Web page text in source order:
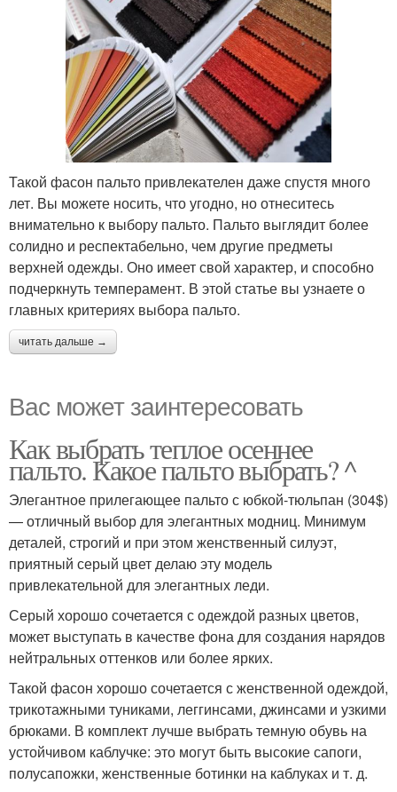
Такой фасон пальто привлекателен даже спустя много
лет. Вы можете носить, что угодно, но отнеситесь
внимательно к выбору пальто. Пальто выглядит более
солидно и респектабельно, чем другие предметы
верхней одежды. Оно имеет свой характер, и способно
подчеркнуть темперамент. В этой статье вы узнаете о
главных критериях выбора пальто.
читать дальше →
Вас может заинтересовать
Как выбрать теплое осеннее
пальто. Какое пальто выбрать? ^
Элегантное прилегающее пальто с юбкой-тюльпан (304$)
— отличный выбор для элегантных модниц. Минимум
деталей, строгий и при этом женственный силуэт,
приятный серый цвет делаю эту модель
привлекательной для элегантных леди.
Серый хорошо сочетается с одеждой разных цветов,
может выступать в качестве фона для создания нарядов
нейтральных оттенков или более ярких.
Такой фасон хорошо сочетается с женственной одеждой,
трикотажными туниками, леггинсами, джинсами и узкими
брюками. В комплект лучше выбрать темную обувь на
устойчивом каблучке: это могут быть высокие сапоги,
полусапожки, женственные ботинки на каблуках и т. д.